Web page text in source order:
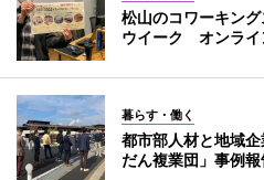
松山のコワーキン
ウイーク オンライ
暮らす・働く
都市部人材と地域
だん複業団」事例